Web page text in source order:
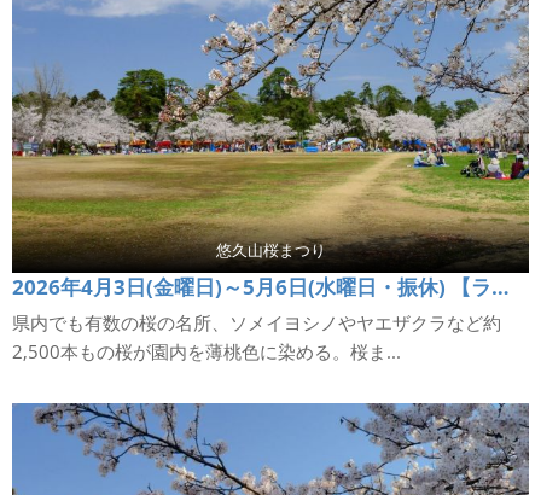
悠久山桜まつり
2026年4月3日(金曜日)～5月6日(水曜日・振休) 【ライトアップ期間】2026年4月19日(日曜日)～4月25日(土曜日)の見頃期間予定
県内でも有数の桜の名所、ソメイヨシノやヤエザクラなど約
2,500本もの桜が園内を薄桃色に染める。桜ま...